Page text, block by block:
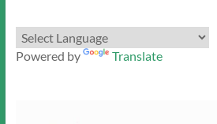
Powered by Translate